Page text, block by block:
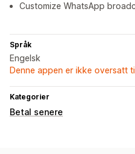
Customize WhatsApp
Språk
Engelsk
Denne appen er ikke oversatt
Kategorier
Betal senere